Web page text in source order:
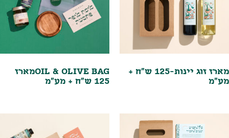
מארז זוג יינות-125 ש"ח +
מע"מ
OIL & OLIVE BAGמארז
125 ש"ח + מע"מ